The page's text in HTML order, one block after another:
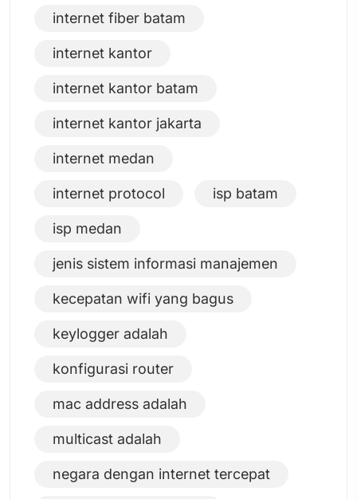
internet fiber batam
internet kantor
internet kantor batam
internet kantor jakarta
internet medan
internet protocol isp batam
isp medan
jenis sistem informasi manajemen
kecepatan wifi yang bagus
keylogger adalah
konfigurasi router
mac address adalah
multicast adalah
negara dengan internet tercepat